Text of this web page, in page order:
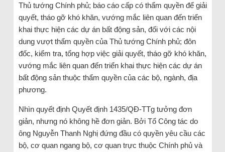
Thủ tướng Chính phủ; báo cáo cấp có thẩm quyền để giải
quyết, tháo gỡ khó khăn, vướng mắc liên quan đến triển
khai thực hiện các dự án bất động sản, đối với các nội
dung vượt thẩm quyền của Thủ tướng Chính phủ; đôn
đốc, kiểm tra, tổng hợp việc giải quyết, tháo gỡ khó khăn,
vướng mắc liên quan đến triển khai thực hiện các dự án
bất động sản thuộc thẩm quyền của các bộ, ngành, địa
phương.
Nhìn quyết định Quyết định 1435/QĐ-TTg tưởng đơn
giản, nhưng nó không hề đơn giản. Bởi Tổ Công tác do
ông Nguyễn Thanh Nghị đứng đầu có quyền yêu cầu các
bộ, cơ quan ngang bộ, cơ quan trực thuộc Chính phủ và